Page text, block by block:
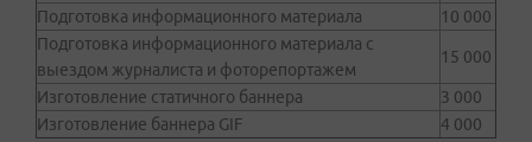
Подготовка информационного материала
10 000
Подготовка информационного материала с
выездом журналиста и фоторепортажем
15 000
Изготовление статичного баннера
3 000
Изготовление баннера GIF
4 000